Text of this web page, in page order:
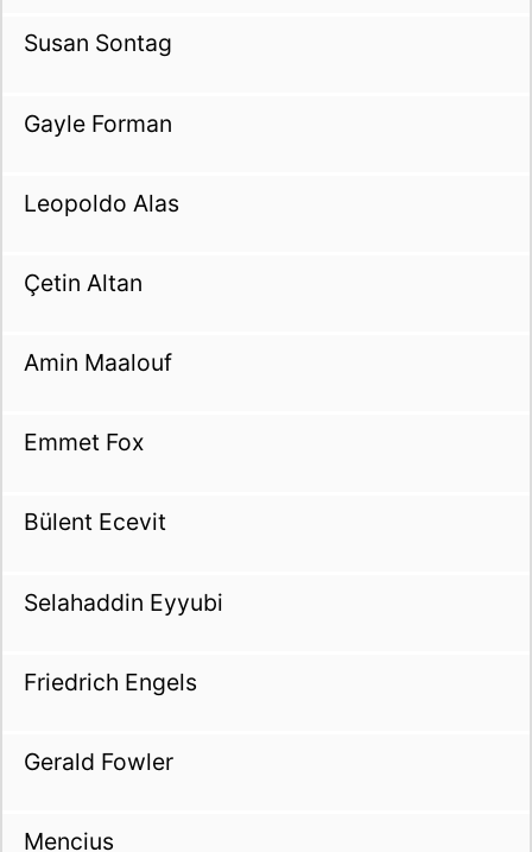
Susan Sontag
Gayle Forman
Leopoldo Alas
Çetin Altan
Amin Maalouf
Emmet Fox
Bülent Ecevit
Selahaddin Eyyubi
Friedrich Engels
Gerald Fowler
Mencius